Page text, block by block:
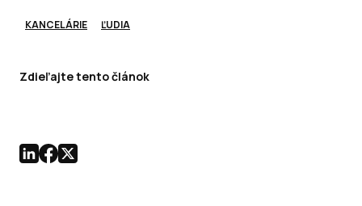
KANCELÁRIE ĽUDIA
Zdieľajte tento článok